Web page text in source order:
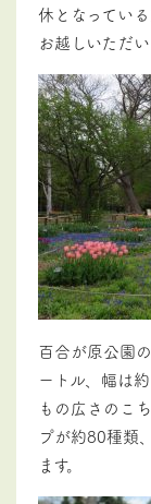
休となってい
お越しいただ
百合が原公園
ートル、幅は
もの広さのこ
プが約80種類
ます。